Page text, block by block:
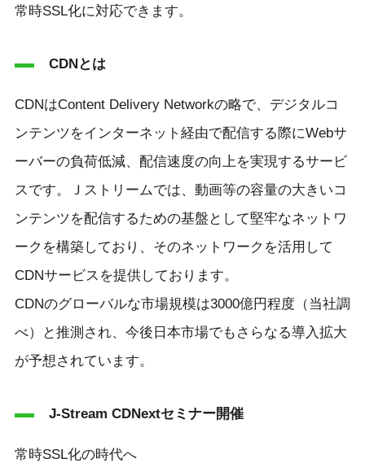
常時SSL化に対応できます。
CDNとは
CDNはContent Delivery Networkの略で、デジタルコ
ンテンツをインターネット経由で配信する際にWebサ
ーバーの負荷低減、配信速度の向上を実現するサービ
スです。Ｊストリームでは、動画等の容量の大きいコ
ンテンツを配信するための基盤として堅牢なネットワ
ークを構築しており、そのネットワークを活用して
CDNサービスを提供しております。
CDNのグローバルな市場規模は3000億円程度（当社調
べ）と推測され、今後日本市場でもさらなる導入拡大
が予想されています。
J-Stream CDNextセミナー開催
常時SSL化の時代へ